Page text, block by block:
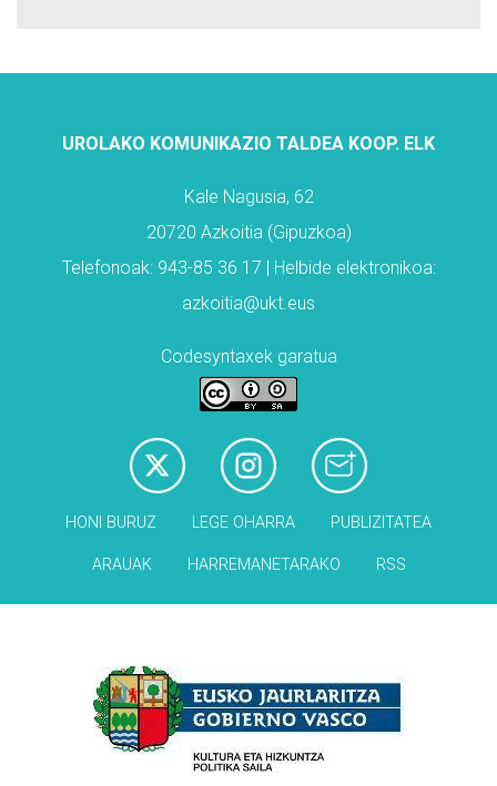
UROLAKO KOMUNIKAZIO TALDEA KOOP. ELK
Kale Nagusia, 62
20720 Azkoitia (Gipuzkoa)
Telefonoak: 943-85 36 17 | Helbide elektronikoa:
azkoitia@ukt.eus
Codesyntaxek garatua
HONI BURUZ LEGE OHARRA PUBLIZITATEA
ARAUAK HARREMANETARAKO RSS